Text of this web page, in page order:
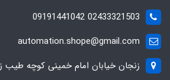
02433321503 09191441042
automation.shope@gmail.com
زنجان خیابان امام خمینی کوچه طیب